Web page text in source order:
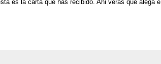
es la carta que has recibido. Ahi verás que alega